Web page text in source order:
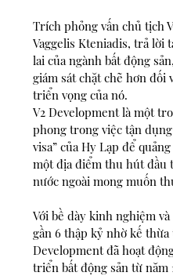
Trích phỏng vấn chủ tịch
Vaggelis Kteniadis, trả lời
lai của ngành bất động
giám sát chặt chẽ hơn đối
triển vọng của nó.
V2 Development là một
phong trong việc tận
visa” của Hy Lạp để
một địa điểm thu hút đầu
nước ngoài mong muốn
Với bề dày kinh nghiệm
gần 6 thập kỷ nhờ kế
Development đã hoạt
triển bất động sản từ năm